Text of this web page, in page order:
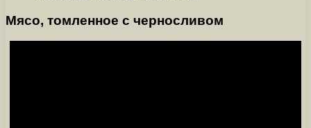
Мясо, томленное с черносливом